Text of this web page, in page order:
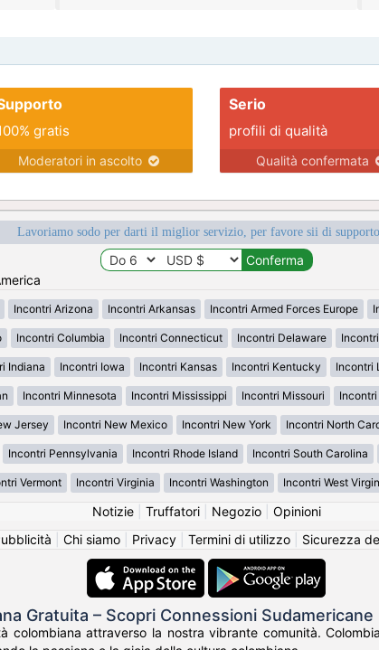
gratis
Moderatori in ascolto
Serio
profili di qualità
Qualità confermata
Lavoriamo sodo per darti il miglior servizio, per favore sii di supporto
Incontri Arizona Incontri Arkansas Incontri Armed Forces Europe
Incontri Columbia Incontri Connecticut Incontri Delaware
Indiana Incontri Iowa Incontri Kansas Incontri Kentucky Incontri
Incontri Minnesota Incontri Mississippi Incontri Missouri
Jersey Incontri New Mexico Incontri New York Incontri North
Incontri Pennsylvania Incontri Rhode Island Incontri South Carolina
Vermont Incontri Virginia Incontri Washington Incontri West
Notizie| Truffatori| Negozio| Opinioni
Chi siamo Privacy Termini di utilizzo Sicurezza
Gratuita – Scopri Connessioni Sudamericane
colombiana attraverso la nostra vibrante comunità.